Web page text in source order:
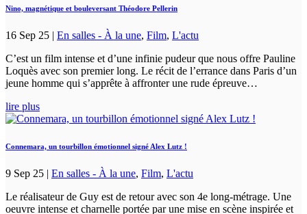
Nino, magnétique et bouleversant Théodore Pellerin
16 Sep 25 | En salles - À la une, Film, L'actu
C’est un film intense et d’une infinie pudeur que nous offre Pauline
Loquès avec son premier long. Le récit de l’errance dans Paris d’un
jeune homme qui s’apprête à affronter une rude épreuve…
lire plus
Connemara, un tourbillon émotionnel signé Alex Lutz !
9 Sep 25 | En salles - À la une, Film, L'actu
Le réalisateur de Guy est de retour avec son 4e long-métrage. Une
oeuvre intense et charnelle portée par une mise en scène inspirée et